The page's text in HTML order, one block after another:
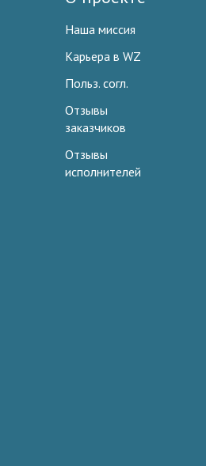
Наша миссия
Карьера в WZ
Польз. согл.
Отзывы
заказчиков
Отзывы
исполнителей